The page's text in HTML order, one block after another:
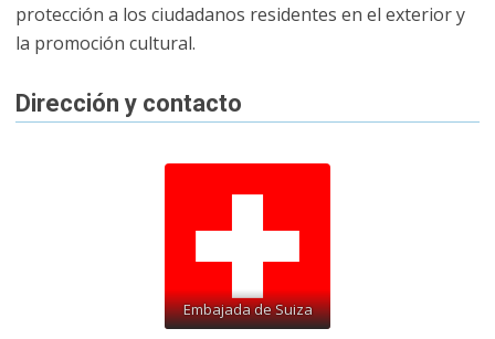
protección a los ciudadanos residentes en el exterior y
la promoción cultural.
Dirección y contacto
Embajada de Suiza